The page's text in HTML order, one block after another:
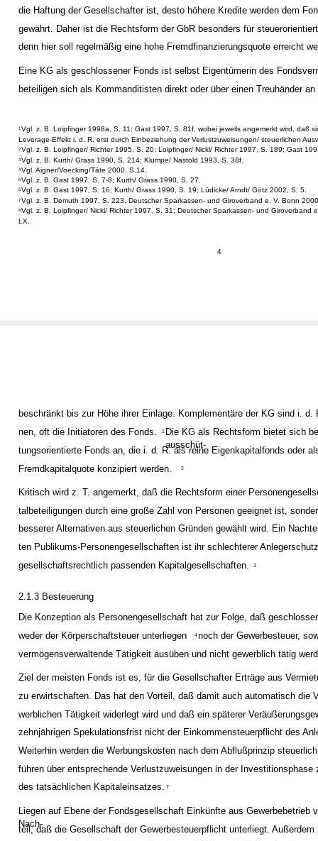
die Haftung der Gesellschafter ist, desto höhere Kredite werden dem
gewährt. Daher ist die Rechtsform der GbR besonders für
denn hier soll regelmäßig eine hohe Fremdfinanzierungsquote erreicht
Eine KG als geschlossener Fonds ist selbst Eigentümerin des
beteiligen sich als Kommanditisten direkt oder über einen Treuhänder
1Vgl. z. B. Loipfinger 1998a, S. 11; Gast 1997, S. 81f, wobei jeweils angemerkt wird, daß
Leverage-Effekt i. d. R. erst durch Einbeziehung der Verlustzuweisungen/ steuerlichen
2Vgl. z. B. Loipfinger/ Richter 1995, S. 20; Loipfinger/ Nickl/ Richter 1997, S. 189; Gast
3Vgl. z. B. Kurth/ Grass 1990, S. 214; Klumpe/ Nastold 1993, S. 38f.
4Vgl. Aigner/Voecking/Täte 2000, S.14.
5Vgl. z. B. Gast 1997, S. 7-8; Kurth/ Grass 1990, S. 27.
6Vgl. z. B. Gast 1997, S. 16; Kurth/ Grass 1990, S. 19; Lüdicke/ Arndt/ Götz 2002, S. 5.
7Vgl. z. B. Demuth 1997, S. 223, Deutscher Sparkassen- und Giroverband e. V. Bonn
8Vgl. z. B. Loipfinger/ Nickl/ Richter 1997, S. 31; Deutscher Sparkassen- und Giroverband
LX.
4
beschränkt bis zur Höhe ihrer Einlage. Komplementäre der KG sind i. d.
nen, oft die Initiatoren des Fonds.
1 Die KG als Rechtsform bietet sich
ausschüt-
tungsorientierte Fonds an, die i. d. R. als reine Eigenkapitalfonds oder
Fremdkapitalquote konzipiert werden.
2
Kritisch wird z. T. angemerkt, daß die Rechtsform einer
talbeteiligungen durch eine große Zahl von Personen geeignet ist,
besserer Alternativen aus steuerlichen Gründen gewählt wird. Ein
ten Publikums-Personengesellschaften ist ihr schlechterer
gesellschaftsrechtlich passenden Kapitalgesellschaften.
3
2.1.3 Besteuerung
Die Konzeption als Personengesellschaft hat zur Folge, daß
weder der Körperschaftsteuer unterliegen
4noch der Gewerbesteuer,
vermögensverwaltende Tätigkeit ausüben und nicht gewerblich tätig
Ziel der meisten Fonds ist es, für die Gesellschafter Erträge aus
zu erwirtschaften. Das hat den Vorteil, daß damit auch automatisch die
werblichen Tätigkeit widerlegt wird und daß ein späterer
zehnjährigen Spekulationsfrist nicht der Einkommensteuerpflicht des
Weiterhin werden die Werbungskosten nach dem Abflußprinzip
führen über entsprechende Verlustzuweisungen in der Investitionsphase
des tatsächlichen Kapitaleinsatzes. 7
Liegen auf Ebene der Fondsgesellschaft Einkünfte aus Gewerbebetrieb
Nach-
teil, daß die Gesellschaft der Gewerbesteuerpflicht unterliegt. Außerdem